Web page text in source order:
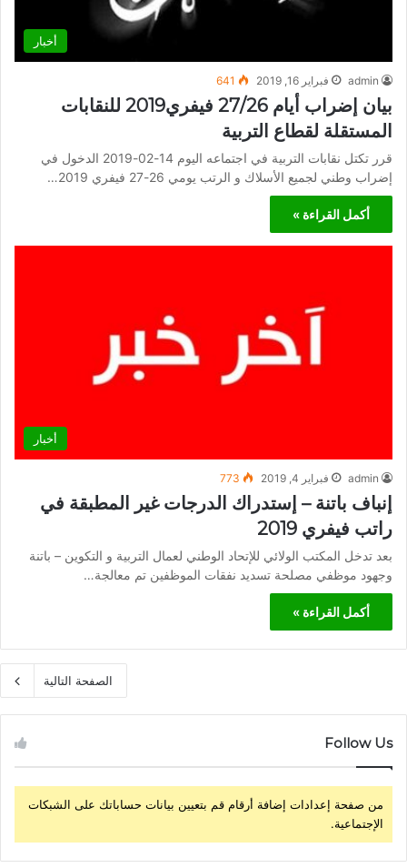
أخبار
admin فبراير 16, 2019 641
بيان إضراب أيام 27/26 فيفري2019 للنقابات
المستقلة لقطاع التربية
قرر تكتل نقابات التربية في اجتماعه اليوم 14-02-2019 الدخول في
إضراب وطني لجميع الأسلاك و الرتب يومي 26-27 فيفري 2019…
أكمل القراءة »
أخبار
admin فبراير 4, 2019 773
إنباف باتنة – إستدراك الدرجات غير المطبقة في
راتب فيفري 2019
بعد تدخل المكتب الولائي للإتحاد الوطني لعمال التربية و التكوين – باتنة
وجهود موظفي مصلحة تسديد نفقات الموظفين تم معالجة…
أكمل القراءة »
الصفحة التالية
Follow Us
من صفحة إعدادات إضافة أرقام قم بتعيين بيانات حساباتك على الشبكات
الإجتماعية.